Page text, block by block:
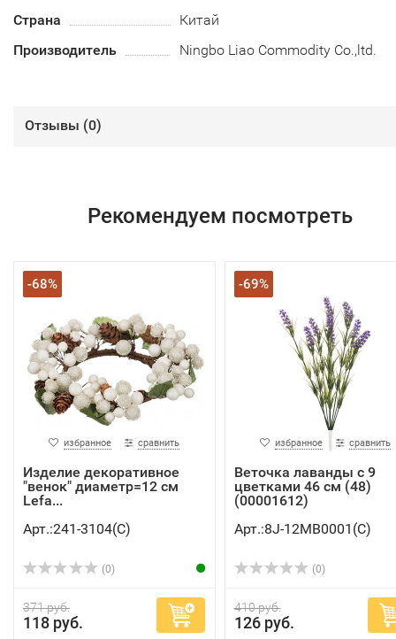
Страна
Китай
Производитель
Ningbo Liao Commodity Co.,ltd.
Отзывы (0)
Рекомендуем посмотреть
-68%
избранное сравнить
Изделие декоративное
"венок" диаметр=12 см
Lefa...
Арт.:241-3104(C)
(0)
371 руб.
118 руб.
-69%
избранное сравнить
Веточка лаванды с 9
цветками 46 см (48)
(00001612)
Арт.:8J-12MB0001(C)
(0)
410 руб.
126 руб.